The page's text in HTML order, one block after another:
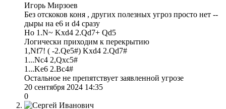
Игорь Мирзоев
Без отскоков коня , других полезных угроз просто нет --
дыры на e6 и d4 сразу
Но 1.N~ Kxd4 2.Qd7+ Qd5
Логически приходим к перекрытию
1,Nf7! ( -2.Qe5#) Kxd4 2.Qd7#
1...Nc4 2,Qxc5#
1...Ke6 2.Bc4#
Остальное не препятствует заявленной угрозе
20 сентября 2024 14:35
0